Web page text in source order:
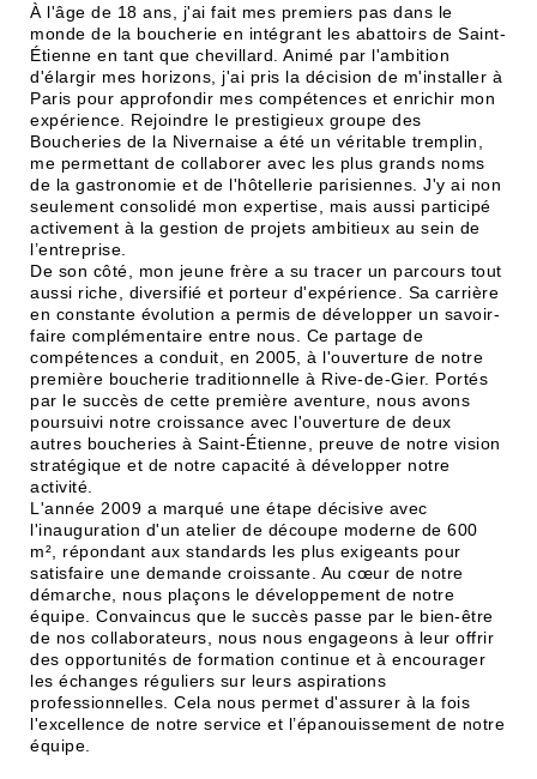
À l'âge de 18 ans, j'ai fait mes premiers pas dans le
monde de la boucherie en intégrant les abattoirs de Saint-
Étienne en tant que chevillard. Animé par l'ambition
d'élargir mes horizons, j'ai pris la décision de m'installer à
Paris pour approfondir mes compétences et enrichir mon
expérience. Rejoindre le prestigieux groupe des
Boucheries de la Nivernaise a été un véritable tremplin,
me permettant de collaborer avec les plus grands noms
de la gastronomie et de l'hôtellerie parisiennes. J'y ai non
seulement consolidé mon expertise, mais aussi participé
activement à la gestion de projets ambitieux au sein de
l’entreprise.
De son côté, mon jeune frère a su tracer un parcours tout
aussi riche, diversifié et porteur d'expérience. Sa carrière
en constante évolution a permis de développer un savoir-
faire complémentaire entre nous. Ce partage de
compétences a conduit, en 2005, à l'ouverture de notre
première boucherie traditionnelle à Rive-de-Gier. Portés
par le succès de cette première aventure, nous avons
poursuivi notre croissance avec l'ouverture de deux
autres boucheries à Saint-Étienne, preuve de notre vision
stratégique et de notre capacité à développer notre
activité.
L'année 2009 a marqué une étape décisive avec
l'inauguration d'un atelier de découpe moderne de 600
m², répondant aux standards les plus exigeants pour
satisfaire une demande croissante. Au cœur de notre
démarche, nous plaçons le développement de notre
équipe. Convaincus que le succès passe par le bien-être
de nos collaborateurs, nous nous engageons à leur offrir
des opportunités de formation continue et à encourager
les échanges réguliers sur leurs aspirations
professionnelles. Cela nous permet d'assurer à la fois
l'excellence de notre service et l’épanouissement de notre
équipe.